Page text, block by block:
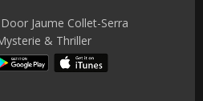
Jaume Collet-Serra
& Thriller